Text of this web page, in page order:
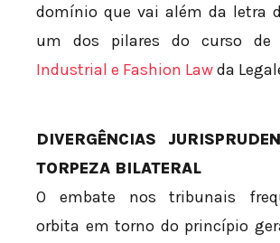
domínio que vai além da letra
um dos pilares do curso de
Industrial e Fashion Lawda
DIVERGÊNCIAS
TORPEZA BILATERAL
O embate nos tribunais
orbita em torno do princípio